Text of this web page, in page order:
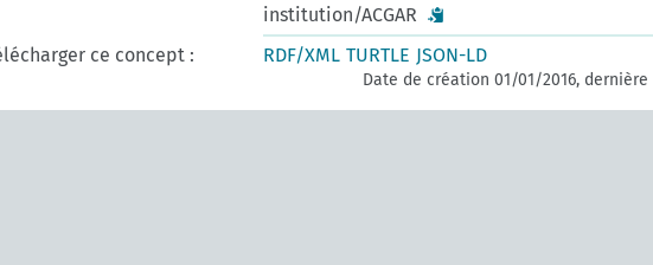
institution/ACGAR
ce concept :
RDF/XML TURTLE JSON-LD
Date de création 01/01/2016,